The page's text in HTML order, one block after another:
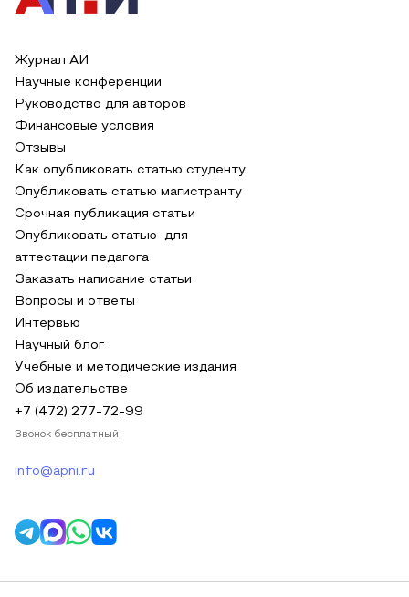
Журнал АИ
Научные конференции
Руководство для авторов
Финансовые условия
Отзывы
Как опубликовать статью студенту
Опубликовать статью магистранту
Срочная публикация статьи
Опубликовать статью для
аттестации педагога
Заказать написание статьи
Вопросы и ответы
Интервью
Научный блог
Учебные и методические издания
Об издательстве
+7 (472) 277-72-99
Звонок бесплатный
info@apni.ru